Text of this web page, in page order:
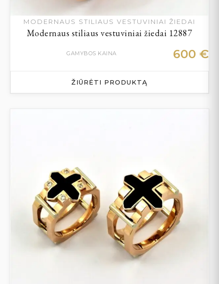
MODERNAUS STILIAUS VESTUVINIAI ŽIEDAI
Modernaus stiliaus vestuviniai žiedai 12887
GAMYBOS KAINA 600 €
ŽIŪRĖTI PRODUKTĄ